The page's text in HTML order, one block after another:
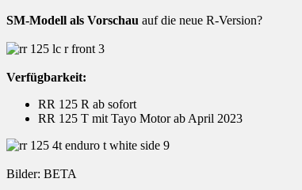
SM-Modell als Vorschau auf die neue R-Version?
Verfügbarkeit:
RR 125 R ab sofort
RR 125 T mit Tayo Motor ab April 2023
Bilder: BETA